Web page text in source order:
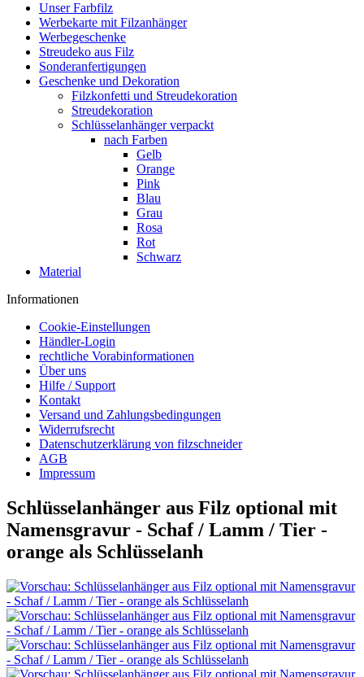
Unser Farbfilz
Werbekarte mit Filzanhänger
Werbegeschenke
Streudeko aus Filz
Sonderanfertigungen
Geschenke und Dekoration
Filzkonfetti und Streudekoration
Streudekoration
Schlüsselanhänger verpackt
nach Farben
Gelb
Orange
Pink
Blau
Grau
Rosa
Rot
Schwarz
Material
Informationen
Cookie-Einstellungen
Händler-Login
rechtliche Vorabinformationen
Über uns
Hilfe / Support
Kontakt
Versand und Zahlungsbedingungen
Widerrufsrecht
Datenschutzerklärung von filzschneider
AGB
Impressum
Schlüsselanhänger aus Filz optional mit
Namensgravur - Schaf / Lamm / Tier -
orange als Schlüsselanh